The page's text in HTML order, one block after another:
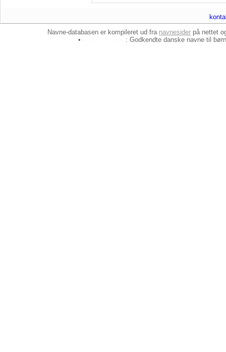
Navne-databasen er kompileret ud fra navnesider på nettet
•
: Godkendte danske navne til børn